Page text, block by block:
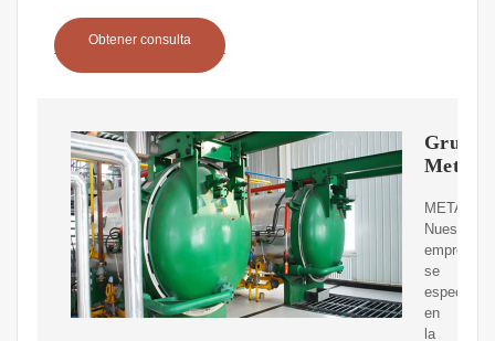
Obtener consulta
Grupo
Nuestra
empresa
se
especializa
en
la